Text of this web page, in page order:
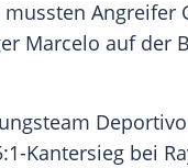
mussten Angreifer
Marcelo auf der
Kantersieg bei